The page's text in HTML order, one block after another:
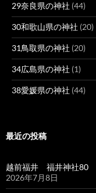
29奈良県の神社 (44)
30和歌山県の神社 (20)
31鳥取県の神社 (20)
34広島県の神社 (1)
38愛媛県の神社 (44)
最近の投稿
越前福井 福井神社80
2026年7月8日